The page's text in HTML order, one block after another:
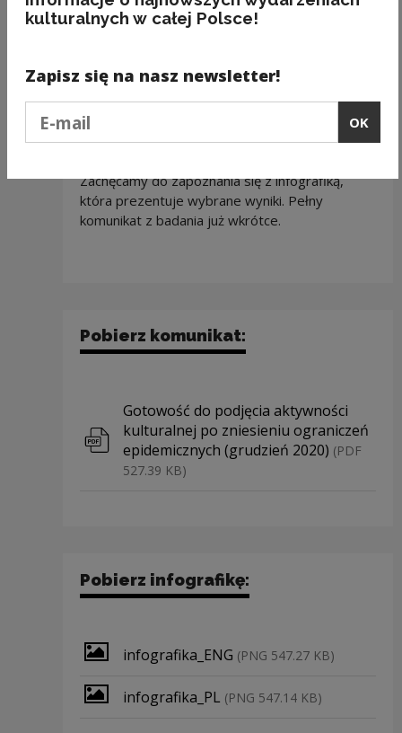
danych osobowych, ale z drugiej strony
na wzrost negatywnych ocen odnośnie
gastronomicznych. W porównaniu z poprzednią
edycją badania mniej osób powstrzymało się
od zaopiniowania zaleceń wprowadzonych
w celu ograniczenia rozprzestrzeniania się
wirusa COVID-19
Zachęcamy do zapoznania się z infografiką,
która prezentuje wybrane wyniki. Pełny
komunikat z badania już wkrótce.
Pobierz komunikat:
Download file
Gotowość do podjęcia aktywności
kulturalnej po zniesieniu ograniczeń
epidemicznych (grudzień 2020) (PDF
527.39 KB)
Pobierz infografikę:
Download file
infografika_ENG (PNG 547.27 KB)
Download file
infografika_PL (PNG 547.14 KB)
kulturalnych w całej Polsce!
Zapisz się na nasz newsletter!
OK